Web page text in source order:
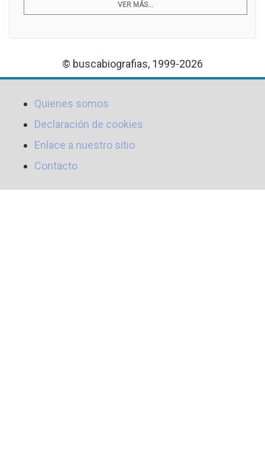
VER MÁS...
© buscabiografias, 1999-2026
Quienes somos
Declaración de cookies
Enlace a nuestro sitio
Contacto